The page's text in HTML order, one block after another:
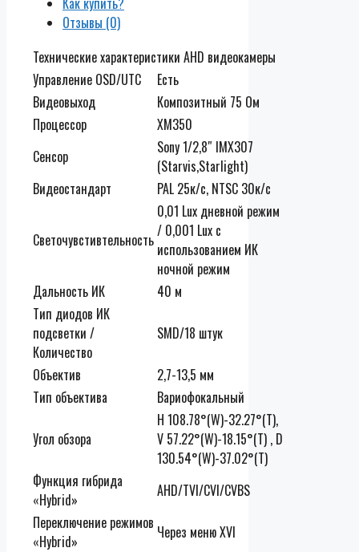
Отзывы (0)
Технические характеристики AHD видеокамеры
Управление OSD/UTC
Есть
Видеовыход
Композитный 75 Ом
Процессор
XM350
Сенсор
Sony 1/2,8″ IMX307
(Starvis,Starlight)
Видеостандарт
PAL 25к/c, NTSC 30к/c
Светочувстивтельность
0,01 Lux дневной режим
/ 0,001 Lux с
использованием ИК
ночной режим
Дальность ИК
40 м
Тип диодов ИК
подсветки /
Количество
SMD/18 штук
Объектив
2,7-13,5 мм
Тип объектива
Вариофокальный
Угол обзора
H 108.78°(W)-32.27°(T),
V 57.22°(W)-18.15°(T) , D
130.54°(W)-37.02°(T)
Функция гибрида
«Hybrid»
AHD/TVI/CVI/CVBS
Переключение режимов
«Hybrid»
Через меню XVI